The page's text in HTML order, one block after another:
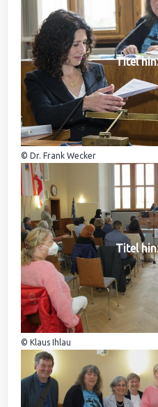
Titel
© Dr. Frank Wecker
Titel
© Klaus Ihlau